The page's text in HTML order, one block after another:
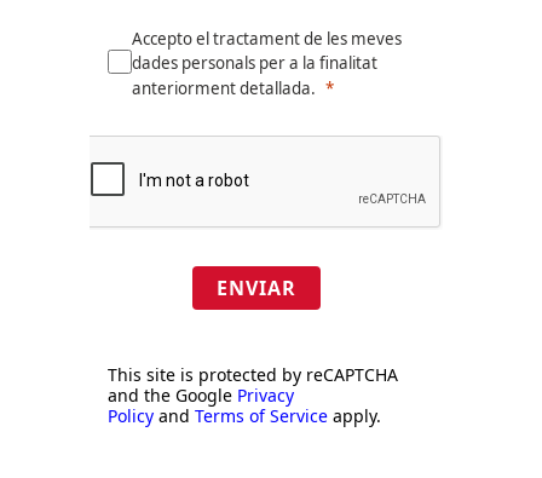
Accepto el tractament de les meves
dades personals per a la finalitat
anteriorment detallada.
ENVIAR
This site is protected by reCAPTCHA
and the Google Privacy
Policy and Terms of Service apply.